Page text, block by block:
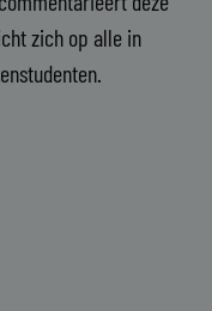
zich op alle in